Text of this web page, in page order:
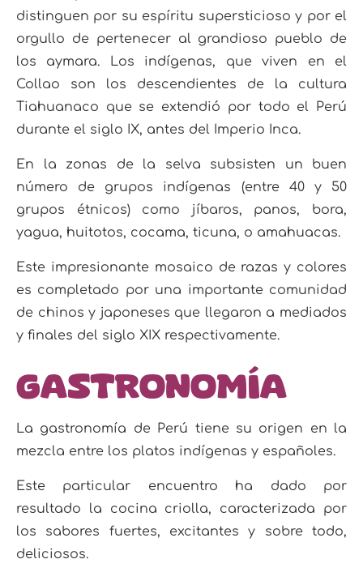
distinguen por su espíritu supersticioso y por el
orgullo de pertenecer al grandioso pueblo de
los aymara. Los indígenas, que viven en el
Collao son los descendientes de la cultura
Tiahuanaco que se extendió por todo el Perú
durante el siglo IX, antes del Imperio Inca.
En la zonas de la selva subsisten un buen
número de grupos indígenas (entre 40 y 50
grupos étnicos) como jíbaros, panos, bora,
yagua, huitotos, cocama, ticuna, o amahuacas.
Este impresionante mosaico de razas y colores
es completado por una importante comunidad
de chinos y japoneses que llegaron a mediados
y finales del siglo XIX respectivamente.
Gastronomía
La gastronomía de Perú tiene su origen en la
mezcla entre los platos indígenas y españoles.
Este particular encuentro ha dado por
resultado la cocina criolla, caracterizada por
los sabores fuertes, excitantesy sobre todo,
deliciosos.